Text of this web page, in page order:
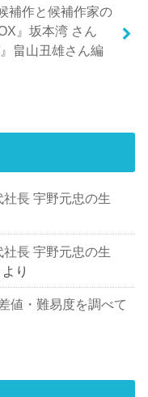
補作と候補作家の
』坂本湾 さん
畠山丑雄さん編
長 宇野元忠の生
長 宇野元忠の生
より
値・難易度を調べて